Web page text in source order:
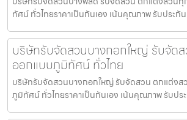
ทัศน์ ทั่วไทยราคาเป็นกันเอง เน้นคุณภาพ รับประกั
บริษัทรับจัดสวนบางกอกใหญ่ รับจัด
ออกแบบภูมิทัศน์ ทั่วไทย
บริษัทรับจัดสวนบางกอกใหญ่ รับจัดสวน ตกแต่ง
ภูมิทัศน์ ทั่วไทยราคาเป็นกันเอง เน้นคุณภาพ รับปร